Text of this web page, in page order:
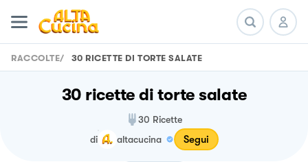
RACCOLTE/ 30 RICETTE DI TORTE SALATE
30 ricette di torte salate
30 Ricette
di
altacucina Segui